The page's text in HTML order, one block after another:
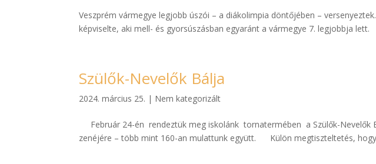
Veszprém vármegye legjobb úszói – a diákolimpia döntőjében –
képviselte, aki mell- és gyorsúszásban egyaránt a vármegye 7. legjobbja lett.
Szülők-Nevelők Bálja
2024. március 25. | Nem kategorizált
Február 24-én rendeztük meg iskolánk tornatermében a Szülők-Nevelők
zenéjére – több mint 160-an mulattunk együtt. Külön megtiszteltetés,